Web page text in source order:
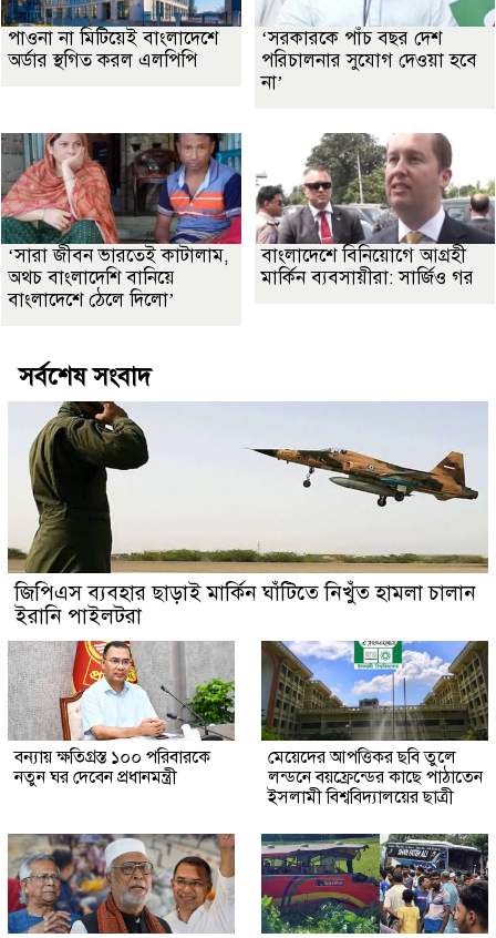
পাওনা না মিটিয়েই বাংলাদেশে
অর্ডার স্থগিত করল এলপিপি
‘সরকারকে পাঁচ বছর দেশ
পরিচালনার সুযোগ দেওয়া হবে
না’
‘সারা জীবন ভারতেই কাটালাম,
অথচ বাংলাদেশি বানিয়ে
বাংলাদেশে ঠেলে দিলো’
বাংলাদেশে বিনিয়োগে আগ্রহী
মার্কিন ব্যবসায়ীরা: সার্জিও গর
সর্বশেষ সংবাদ
জিপিএস ব্যবহার ছাড়াই মার্কিন ঘাঁটিতে নিখুঁত হামলা চালান
ইরানি পাইলটরা
বন্যায় ক্ষতিগ্রস্ত ১০০ পরিবারকে
নতুন ঘর দেবেন প্রধানমন্ত্রী
মেয়েদের আপত্তিকর ছবি তুলে
লন্ডনে বয়ফ্রেন্ডের কাছে পাঠাতেন
ইসলামী বিশ্ববিদ্যালয়ের ছাত্রী